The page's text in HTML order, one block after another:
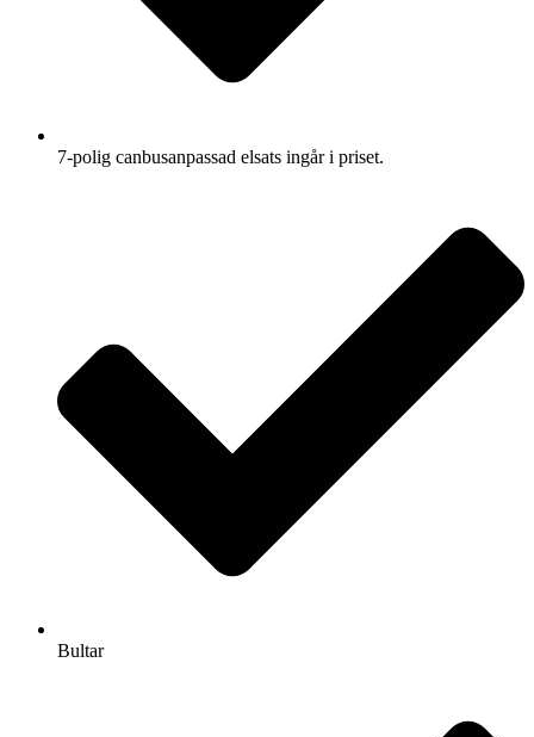
7-polig canbusanpassad elsats ingår i priset.
Bultar